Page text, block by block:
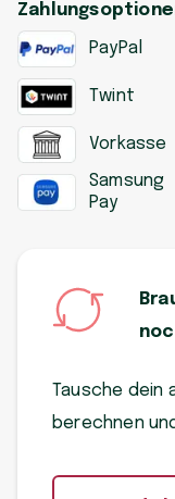
PayPal
Twint
Vorkasse
Samsung
Pay
Tausche dein
berechnen